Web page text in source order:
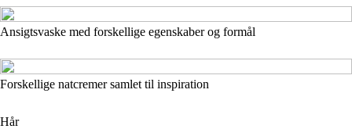
Ansigtsvaske med forskellige egenskaber og formål
Forskellige natcremer samlet til inspiration
Hår